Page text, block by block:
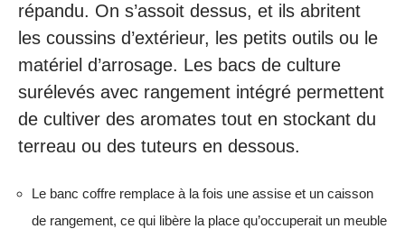
répandu. On s’assoit dessus, et ils abritent
les coussins d’extérieur, les petits outils ou le
matériel d’arrosage. Les bacs de culture
surélevés avec rangement intégré permettent
de cultiver des aromates tout en stockant du
terreau ou des tuteurs en dessous.
Le banc coffre remplace à la fois une assise et un caisson
de rangement, ce qui libère la place qu’occuperait un meuble